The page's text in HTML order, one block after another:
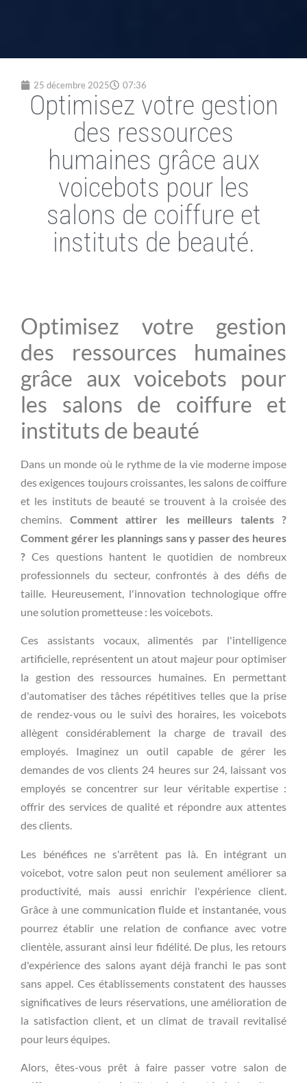
25 décembre 2025 07:36
Optimisez votre gestion
des ressources
humaines grâce aux
voicebots pour les
salons de coiffure et
instituts de beauté.
Optimisez votre gestion
des ressources humaines
grâce aux voicebots pour
les salons de coiffure et
instituts de beauté
Dans un monde où le rythme de la vie moderne impose
des exigences toujours croissantes, les salons de coiffure
et les instituts de beauté se trouvent à la croisée des
chemins. Comment attirer les meilleurs talents ?
Comment gérer les plannings sans y passer des heures
? Ces questions hantent le quotidien de nombreux
professionnels du secteur, confrontés à des défis de
taille. Heureusement, l'innovation technologique offre
une solution prometteuse : les voicebots.
Ces assistants vocaux, alimentés par l'intelligence
artificielle, représentent un atout majeur pour optimiser
la gestion des ressources humaines. En permettant
d'automatiser des tâches répétitives telles que la prise
de rendez-vous ou le suivi des horaires, les voicebots
allègent considérablement la charge de travail des
employés. Imaginez un outil capable de gérer les
demandes de vos clients 24 heures sur 24, laissant vos
employés se concentrer sur leur véritable expertise :
offrir des services de qualité et répondre aux attentes
des clients.
Les bénéfices ne s'arrêtent pas là. En intégrant un
voicebot, votre salon peut non seulement améliorer sa
productivité, mais aussi enrichir l'expérience client.
Grâce à une communication fluide et instantanée, vous
pourrez établir une relation de confiance avec votre
clientèle, assurant ainsi leur fidélité. De plus, les retours
d'expérience des salons ayant déjà franchi le pas sont
sans appel. Ces établissements constatent des hausses
significatives de leurs réservations, une amélioration de
la satisfaction client, et un climat de travail revitalisé
pour leurs équipes.
Alors, êtes-vous prêt à faire passer votre salon de